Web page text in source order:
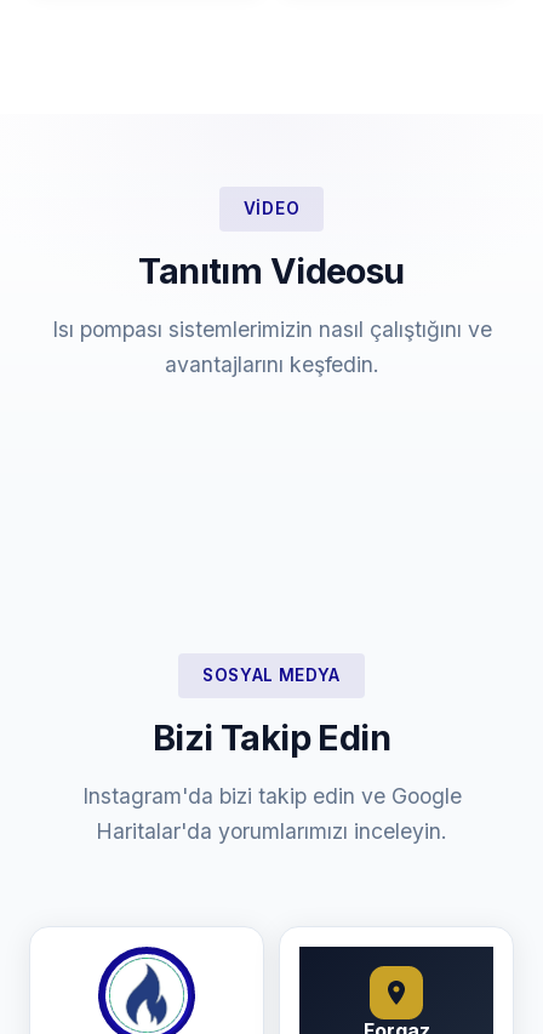
VIDEO
Tanıtım Videosu
Isı pompası sistemlerimizin nasıl çalıştığını ve
avantajlarını keşfedin.
SOSYAL MEDYA
Bizi Takip Edin
Instagram'da bizi takip edin ve Google
Haritalar'da yorumlarımızı inceleyin.